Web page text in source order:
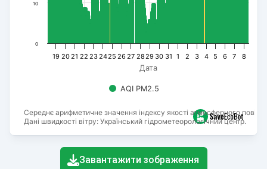
Середнє арифметичне значення індексу якості атмосферного
Дані швидкості вітру: Український гідрометеорологічний центр.
Дата
AQI PM2.5
20 22 24 26 28 30 1 3 5 7
19 21 23 25 27 29 31 2 4 6 8
0
10
End of interactive chart.
Завантажити зображення